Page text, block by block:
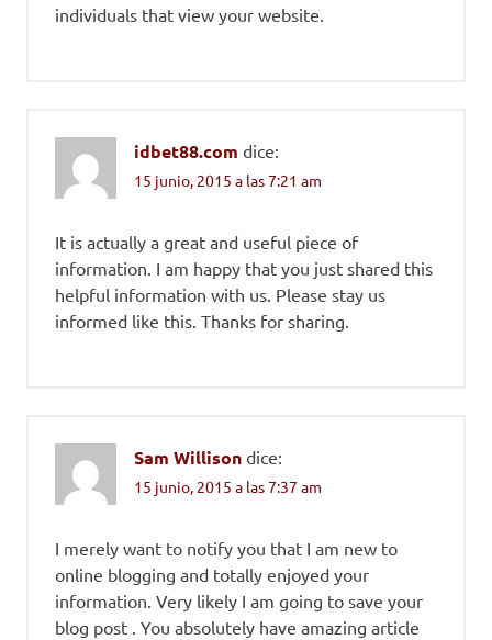
individuals that view your website.
idbet88.com dice:
15 junio, 2015 a las 7:21 am
It is actually a great and useful piece of
information. I am happy that you just shared this
helpful information with us. Please stay us
informed like this. Thanks for sharing.
Sam Willison dice:
15 junio, 2015 a las 7:37 am
I merely want to notify you that I am new to
online blogging and totally enjoyed your
information. Very likely I am going to save your
blog post . You absolutely have amazing article